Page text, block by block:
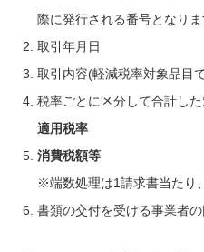
際に発行される番号となりま
取引年月日
取引内容(軽減税率対象品目
税率ごとに区分して合計し
適用税率
消費税額等
※端数処理は1請求書当たり
書類の交付を受ける事業者